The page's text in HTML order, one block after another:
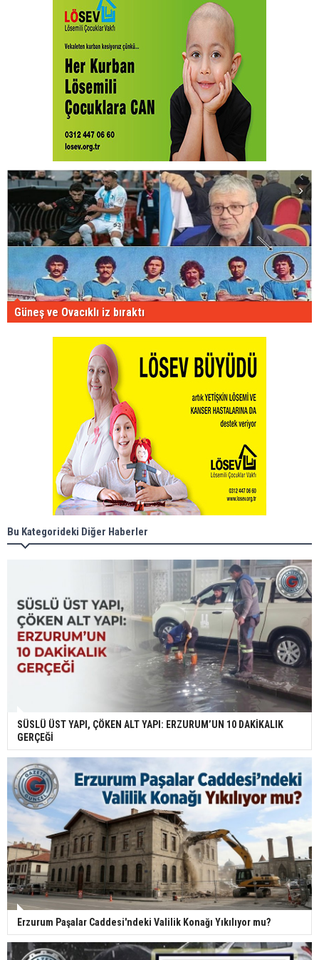
Güneş ve Ovacıklı iz bıraktı
Bu Kategorideki Diğer Haberler
SÜSLÜ ÜST YAPI, ÇÖKEN ALT YAPI: ERZURUM’UN 10 DAKİKALIK
GERÇEĞİ
Erzurum Paşalar Caddesi'ndeki Valilik Konağı Yıkılıyor mu?